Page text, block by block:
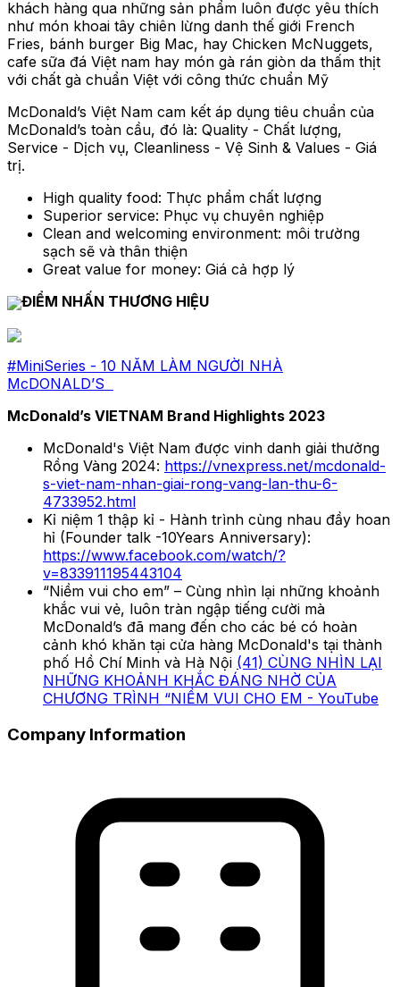
khách hàng qua những sản phẩm luôn được yêu thích
như món khoai tây chiên lừng danh thế giới French
Fries, bánh burger Big Mac, hay Chicken McNuggets,
cafe sữa đá Việt nam hay món gà rán giòn da thấm thịt
với chất gà chuẩn Việt với công thức chuẩn Mỹ
McDonald’s Việt Nam cam kết áp dụng tiêu chuẩn của
McDonald’s toàn cầu, đó là: Quality - Chất lượng,
Service - Dịch vụ, Cleanliness - Vệ Sinh & Values - Giá
trị.
High quality food: Thực phẩm chất lượng
Superior service: Phục vụ chuyên nghiệp
Clean and welcoming environment: môi trường
sạch sẽ và thân thiện
Great value for money: Giá cả hợp lý
ĐIỂM NHẤN THƯƠNG HIỆU
#MiniSeries - 10 NĂM LÀM NGƯỜI NHÀ
McDONALD’S
McDonald’s VIETNAM Brand Highlights 2023
McDonald's Việt Nam được vinh danh giải thưởng
Rồng Vàng 2024: https://vnexpress.net/mcdonald-
s-viet-nam-nhan-giai-rong-vang-lan-thu-6-
4733952.html
Kỉ niệm 1 thập kỉ - Hành trình cùng nhau đầy hoan
hỉ (Founder talk -10Years Anniversary):
https://www.facebook.com/watch/?
v=833911195443104
“Niềm vui cho em” – Cùng nhìn lại những khoảnh
khắc vui vẻ, luôn tràn ngập tiếng cười mà
McDonald’s đã mang đến cho các bé có hoàn
cảnh khó khăn tại cửa hàng McDonald's tại thành
phố Hồ Chí Minh và Hà Nội (41) CÙNG NHÌN LẠI
NHỮNG KHOẢNH KHẮC ĐÁNG NHỜ CỦA
CHƯƠNG TRÌNH “NIỀM VUI CHO EM - YouTube
Company Information